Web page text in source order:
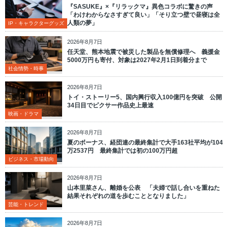
IP・キャラクターグッズ
『SASUKE』×『リラックマ』異色コラボに驚きの声
「わけわからなさすぎて良い」「そり立つ壁で昼寝は全
人類の夢」
2026年8月7日
社会情勢・時事
任天堂、熊本地震で被災した製品を無償修理へ 義援金
5000万円も寄付、対象は2027年2月1日到着分まで
2026年8月7日
映画・ドラマ
トイ・ストーリー5、国内興行収入100億円を突破 公開
34日目でピクサー作品史上最速
2026年8月7日
ビジネス・市場動向
夏のボーナス、経団連の最終集計で大手163社平均が104
万2537円 最終集計では初の100万円超
2026年8月7日
芸能・トレンド
山本里菜さん、離婚を公表 「夫婦で話し合いを重ねた
結果それぞれの道を歩むこととなりました」
2026年8月7日